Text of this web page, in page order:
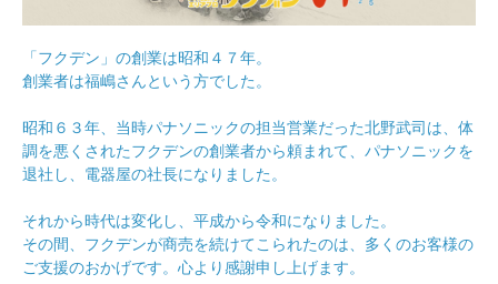
「フクデン」の創業は昭和４７年。
創業者は福嶋さんという方でした。
昭和６３年、当時パナソニックの担当営業だった北野武司は、体
調を悪くされたフクデンの創業者から頼まれて、パナソニックを
退社し、電器屋の社長になりました。
それから時代は変化し、平成から令和になりました。
その間、フクデンが商売を続けてこられたのは、多くのお客様の
ご支援のおかげです。心より感謝申し上げます。